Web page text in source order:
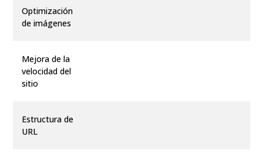
Optimización
de imágenes
Mejora de la
velocidad del
sitio
Estructura de
URL